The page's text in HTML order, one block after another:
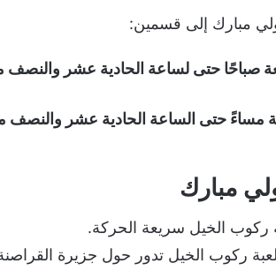
مبارك إلى قسمين:
صباحًا حتى لساعة الحادية عشر والنصف
مساءً حتى الساعة الحادية عشر والنصف
مبارك
ركوب الخيل سريعة الحركة.
لعبة ركوب الخيل تدور حول جزيرة